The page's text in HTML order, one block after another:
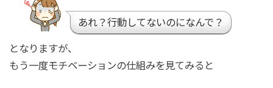
あれ？行動してないのになんで？
となりますが、
もう一度モチベーションの仕組みを見てみると